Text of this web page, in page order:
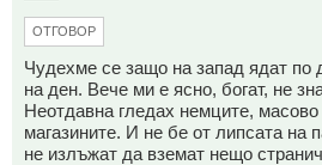
ОТГОВОР
Чудехме се защо на запад ядат по
на ден. Вече ми е ясно, богат, не
Неотдавна гледах немците,
магазините. И не бе от липсата на
не излъжат да вземат нещо